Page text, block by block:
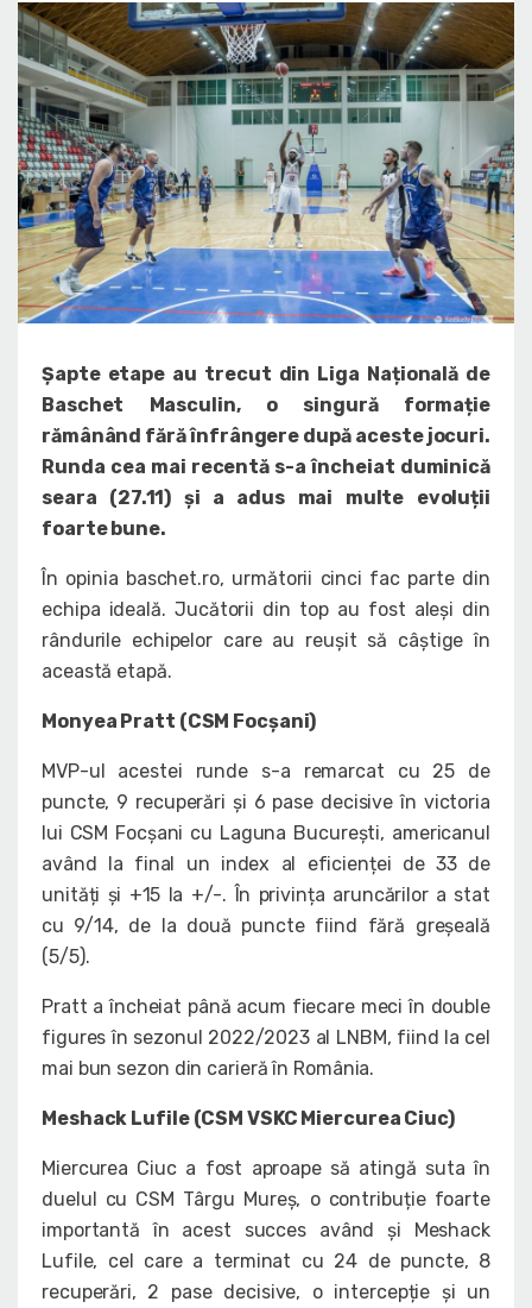
Șapte etape au trecut din Liga Națională de
Baschet Masculin, o singură formație
rămânând fără înfrângere după aceste jocuri.
Runda cea mai recentă s-a încheiat duminică
seara (27.11) și a adus mai multe evoluții
foarte bune.
În opinia baschet.ro, următorii cinci fac parte din
echipa ideală. Jucătorii din top au fost aleși din
rândurile echipelor care au reușit să câștige în
această etapă.
Monyea Pratt (CSM Focșani)
MVP-ul acestei runde s-a remarcat cu 25 de
puncte, 9 recuperări și 6 pase decisive în victoria
lui CSM Focșani cu Laguna București, americanul
având la final un index al eficienței de 33 de
unități și +15 la +/-. În privința aruncărilor a stat
cu 9/14, de la două puncte fiind fără greșeală
(5/5).
Pratt a încheiat până acum fiecare meci în double
figures în sezonul 2022/2023 al LNBM, fiind la cel
mai bun sezon din carieră în România.
Meshack Lufile (CSM VSKC Miercurea Ciuc)
Miercurea Ciuc a fost aproape să atingă suta în
duelul cu CSM Târgu Mureș, o contribuție foarte
importantă în acest succes având și Meshack
Lufile, cel care a terminat cu 24 de puncte, 8
recuperări, 2 pase decisive, o intercepție și un